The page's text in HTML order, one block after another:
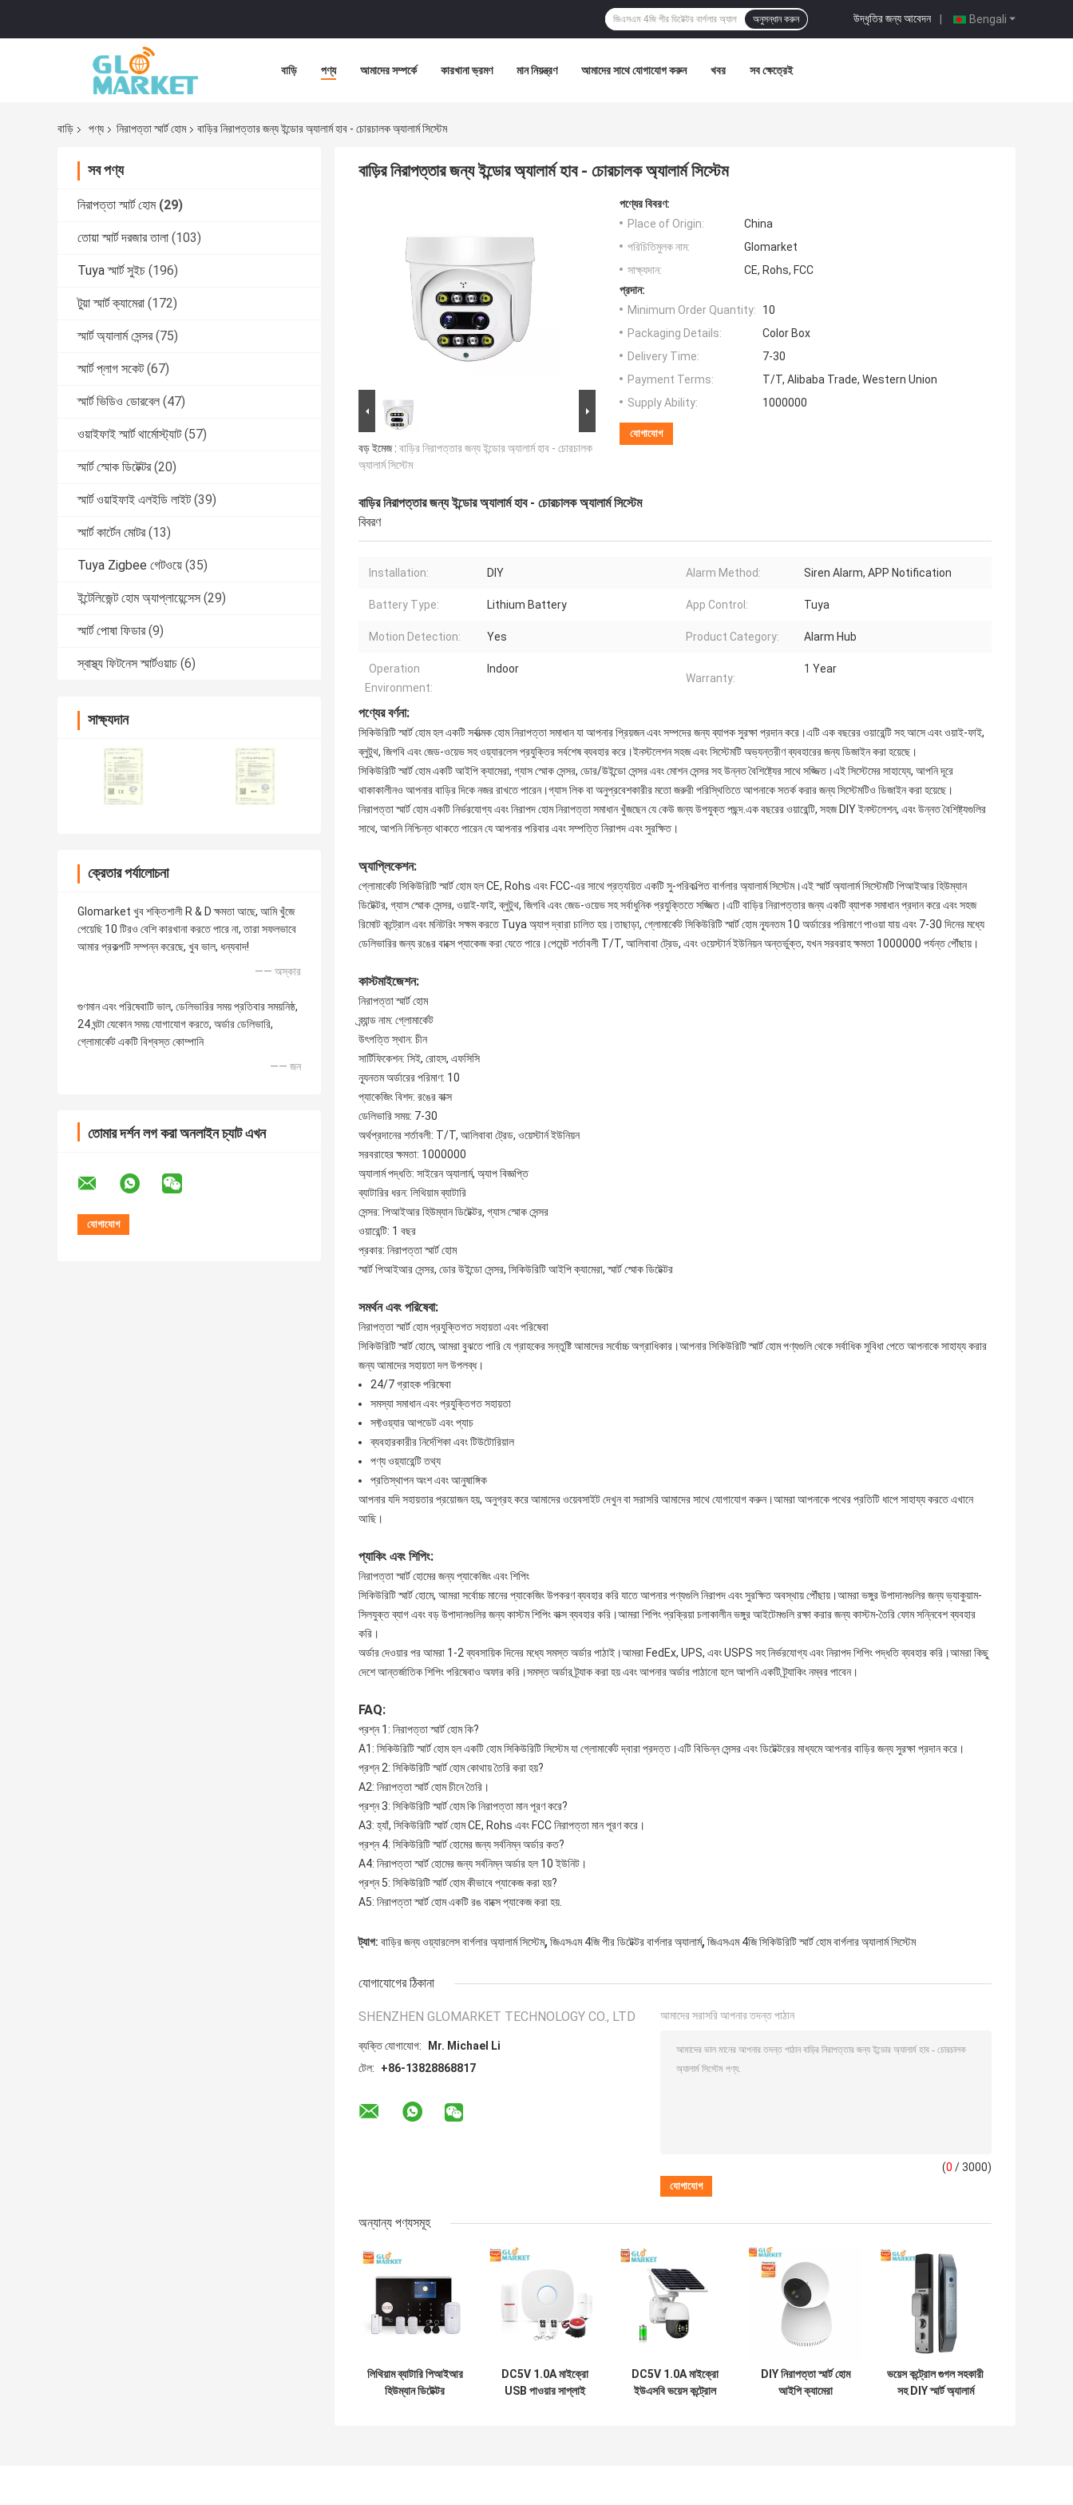
Bengali
উদ্ধৃতির জন্য আবেদন |
অনুসন্ধান করুন
বাড়ি পণ্য আমাদের সম্পর্কে কারখানা ভ্রমণ মান নিয়ন্ত্রণ আমাদের সাথে যোগাযোগ করুন খবর সব ক্ষেত্রেই
বাড়ি পণ্য নিরাপত্তা স্মার্ট হোম বাড়ির নিরাপত্তার জন্য ইন্ডোর অ্যালার্ম হাব - চোরচালক অ্যালার্ম সিস্টেম
সব পণ্য
নিরাপত্তা স্মার্ট হোম (29)
তোয়া স্মার্ট দরজার তালা (103)
Tuya স্মার্ট সুইচ (196)
টুয়া স্মার্ট ক্যামেরা (172)
স্মার্ট অ্যালার্ম সেন্সর (75)
স্মার্ট প্লাগ সকেট (67)
স্মার্ট ভিডিও ডোরবেল (47)
ওয়াইফাই স্মার্ট থার্মোস্ট্যাট (57)
স্মার্ট স্মোক ডিটেক্টর (20)
স্মার্ট ওয়াইফাই এলইডি লাইট (39)
স্মার্ট কার্টেন মোটর (13)
Tuya Zigbee গেটওয়ে (35)
ইন্টেলিজেন্ট হোম অ্যাপ্লায়েন্সেস (29)
স্মার্ট পোষা ফিডার (9)
স্বাস্থ্য ফিটনেস স্মার্টওয়াচ (6)
সাক্ষ্যদান
ক্রেতার পর্যালোচনা
Glomarket খুব শক্তিশালী R & D ক্ষমতা আছে, আমি খুঁজে
পেয়েছি 10 টিরও বেশি কারখানা করতে পারে না, তারা সফলভাবে
আমার প্রকল্পটি সম্পন্ন করেছে, খুব ভাল, ধন্যবাদ!
—— অস্কার
গুণমান এবং পরিষেবাটি ভাল, ডেলিভারির সময় প্রতিবার সময়নিষ্ঠ,
24 ঘন্টা যেকোন সময় যোগাযোগ করতে, অর্ডার ডেলিভারি,
গ্লোমার্কেট একটি বিশ্বস্ত কোম্পানি
—— জন
তোমার দর্শন লগ করা অনলাইন চ্যাট এখন
বাড়ির নিরাপত্তার জন্য ইন্ডোর অ্যালার্ম হাব - চোরচালক অ্যালার্ম সিস্টেম
বড় ইমেজ : বাড়ির নিরাপত্তার জন্য ইন্ডোর অ্যালার্ম হাব - চোরচালক
অ্যালার্ম সিস্টেম
পণ্যের বিবরণ:
Place of Origin:
China
পরিচিতিমুলক নাম:
Glomarket
সাক্ষ্যদান:
CE, Rohs, FCC
প্রদান:
Minimum Order Quantity:
10
Packaging Details:
Color Box
Delivery Time:
7-30
Payment Terms:
T/T, Alibaba Trade, Western Union
Supply Ability:
1000000
যোগাযোগ
বাড়ির নিরাপত্তার জন্য ইন্ডোর অ্যালার্ম হাব - চোরচালক অ্যালার্ম সিস্টেম
বিবরণ
Installation: DIY Alarm Method: Siren Alarm, APP Notification
Battery Type: Lithium Battery App Control: Tuya
Motion Detection: Yes Product Category: Alarm Hub
Operation
Environment:
Indoor
Warranty:
1 Year
পণ্যের বর্ণনা:
সিকিউরিটি স্মার্ট হোম হল একটি সর্বাত্মক হোম নিরাপত্তা সমাধান যা আপনার প্রিয়জন এবং সম্পদের জন্য ব্যাপক সুরক্ষা প্রদান করে।এটি এক বছরের ওয়ারেন্টি সহ আসে এবং ওয়াই-ফাই,
ব্লুটুথ, জিগবি এবং জেড-ওয়েভ সহ ওয়্যারলেস প্রযুক্তির সর্বশেষ ব্যবহার করে।ইনস্টলেশন সহজ এবং সিস্টেমটি অভ্যন্তরীণ ব্যবহারের জন্য ডিজাইন করা হয়েছে।
সিকিউরিটি স্মার্ট হোম একটি আইপি ক্যামেরা, গ্যাস স্মোক সেন্সর, ডোর/উইন্ডো সেন্সর এবং মোশন সেন্সর সহ উন্নত বৈশিষ্ট্যের সাথে সজ্জিত।এই সিস্টেমের সাহায্যে, আপনি দূরে
থাকাকালীনও আপনার বাড়ির দিকে নজর রাখতে পারেন।গ্যাস লিক বা অনুপ্রবেশকারীর মতো জরুরী পরিস্থিতিতে আপনাকে সতর্ক করার জন্য সিস্টেমটিও ডিজাইন করা হয়েছে।
নিরাপত্তা স্মার্ট হোম একটি নির্ভরযোগ্য এবং নিরাপদ হোম নিরাপত্তা সমাধান খুঁজছেন যে কেউ জন্য উপযুক্ত পছন্দ.এক বছরের ওয়ারেন্টি, সহজ DIY ইনস্টলেশন, এবং উন্নত বৈশিষ্ট্যগুলির
সাথে, আপনি নিশ্চিন্ত থাকতে পারেন যে আপনার পরিবার এবং সম্পত্তি নিরাপদ এবং সুরক্ষিত।
অ্যাপ্লিকেশন:
গ্লোমার্কেট সিকিউরিটি স্মার্ট হোম হল CE, Rohs এবং FCC-এর সাথে প্রত্যয়িত একটি সু-পরিকল্পিত বার্গলার অ্যালার্ম সিস্টেম।এই স্মার্ট অ্যালার্ম সিস্টেমটি পিআইআর হিউম্যান
ডিটেক্টর, গ্যাস স্মোক সেন্সর, ওয়াই-ফাই, ব্লুটুথ, জিগবি এবং জেড-ওয়েভ সহ সর্বাধুনিক প্রযুক্তিতে সজ্জিত।এটি বাড়ির নিরাপত্তার জন্য একটি ব্যাপক সমাধান প্রদান করে এবং সহজ
রিমোট কন্ট্রোল এবং মনিটরিং সক্ষম করতে Tuya অ্যাপ দ্বারা চালিত হয়।তাছাড়া, গ্লোমার্কেট সিকিউরিটি স্মার্ট হোম ন্যূনতম 10 অর্ডারের পরিমাণে পাওয়া যায় এবং 7-30 দিনের মধ্যে
ডেলিভারির জন্য রঙের বাক্সে প্যাকেজ করা যেতে পারে।পেমেন্ট শর্তাবলী T/T, আলিবাবা ট্রেড, এবং ওয়েস্টার্ন ইউনিয়ন অন্তর্ভুক্ত, যখন সরবরাহ ক্ষমতা 1000000 পর্যন্ত পৌঁছায়।
কাস্টমাইজেশন:
নিরাপত্তা স্মার্ট হোম
ব্র্যান্ড নাম: গ্লোমার্কেট
উৎপত্তি স্থান: চীন
সার্টিফিকেশন: সিই, রোহস, এফসিসি
ন্যূনতম অর্ডারের পরিমাণ: 10
প্যাকেজিং বিশদ: রঙের বাক্স
ডেলিভারি সময়: 7-30
অর্থপ্রদানের শর্তাবলী: T/T, আলিবাবা ট্রেড, ওয়েস্টার্ন ইউনিয়ন
সরবরাহের ক্ষমতা: 1000000
অ্যালার্ম পদ্ধতি: সাইরেন অ্যালার্ম, অ্যাপ বিজ্ঞপ্তি
ব্যাটারির ধরন: লিথিয়াম ব্যাটারি
সেন্সর: পিআইআর হিউম্যান ডিটেক্টর, গ্যাস স্মোক সেন্সর
ওয়ারেন্টি: 1 বছর
প্রকার: নিরাপত্তা স্মার্ট হোম
স্মার্ট পিআইআর সেন্সর, ডোর উইন্ডো সেন্সর, সিকিউরিটি আইপি ক্যামেরা, স্মার্ট স্মোক ডিটেক্টর
সমর্থন এবং পরিষেবা:
নিরাপত্তা স্মার্ট হোম প্রযুক্তিগত সহায়তা এবং পরিষেবা
সিকিউরিটি স্মার্ট হোমে, আমরা বুঝতে পারি যে গ্রাহকের সন্তুষ্টি আমাদের সর্বোচ্চ অগ্রাধিকার।আপনার সিকিউরিটি স্মার্ট হোম পণ্যগুলি থেকে সর্বাধিক সুবিধা পেতে আপনাকে সাহায্য করার
জন্য আমাদের সহায়তা দল উপলব্ধ।
24/7 গ্রাহক পরিষেবা
সমস্যা সমাধান এবং প্রযুক্তিগত সহায়তা
সফ্টওয়্যার আপডেট এবং প্যাচ
ব্যবহারকারীর নির্দেশিকা এবং টিউটোরিয়াল
পণ্য ওয়্যারেন্টি তথ্য
প্রতিস্থাপন অংশ এবং আনুষাঙ্গিক
আপনার যদি সহায়তার প্রয়োজন হয়, অনুগ্রহ করে আমাদের ওয়েবসাইট দেখুন বা সরাসরি আমাদের সাথে যোগাযোগ করুন।আমরা আপনাকে পথের প্রতিটি ধাপে সাহায্য করতে এখানে
আছি।
প্যাকিং এবং শিপিং:
নিরাপত্তা স্মার্ট হোমের জন্য প্যাকেজিং এবং শিপিং
সিকিউরিটি স্মার্ট হোমে, আমরা সর্বোচ্চ মানের প্যাকেজিং উপকরণ ব্যবহার করি যাতে আপনার পণ্যগুলি নিরাপদ এবং সুরক্ষিত অবস্থায় পৌঁছায়।আমরা ভঙ্গুর উপাদানগুলির জন্য ভ্যাকুয়াম-
সিলযুক্ত ব্যাগ এবং বড় উপাদানগুলির জন্য কাস্টম শিপিং বাক্স ব্যবহার করি।আমরা শিপিং প্রক্রিয়া চলাকালীন ভঙ্গুর আইটেমগুলি রক্ষা করার জন্য কাস্টম-তৈরি ফোম সন্নিবেশ ব্যবহার
করি।
অর্ডার দেওয়ার পর আমরা 1-2 ব্যবসায়িক দিনের মধ্যে সমস্ত অর্ডার পাঠাই।আমরা FedEx, UPS, এবং USPS সহ নির্ভরযোগ্য এবং নিরাপদ শিপিং পদ্ধতি ব্যবহার করি।আমরা কিছু
দেশে আন্তর্জাতিক শিপিং পরিষেবাও অফার করি।সমস্ত অর্ডার ট্র্যাক করা হয় এবং আপনার অর্ডার পাঠানো হলে আপনি একটি ট্র্যাকিং নম্বর পাবেন।
FAQ:
প্রশ্ন 1: নিরাপত্তা স্মার্ট হোম কি?
A1: সিকিউরিটি স্মার্ট হোম হল একটি হোম সিকিউরিটি সিস্টেম যা গ্লোমার্কেট দ্বারা প্রদত্ত।এটি বিভিন্ন সেন্সর এবং ডিটেক্টরের মাধ্যমে আপনার বাড়ির জন্য সুরক্ষা প্রদান করে।
প্রশ্ন 2: সিকিউরিটি স্মার্ট হোম কোথায় তৈরি করা হয়?
A2: নিরাপত্তা স্মার্ট হোম চীনে তৈরি।
প্রশ্ন 3: সিকিউরিটি স্মার্ট হোম কি নিরাপত্তা মান পূরণ করে?
A3: হ্যাঁ, সিকিউরিটি স্মার্ট হোম CE, Rohs এবং FCC নিরাপত্তা মান পূরণ করে।
প্রশ্ন 4: সিকিউরিটি স্মার্ট হোমের জন্য সর্বনিম্ন অর্ডার কত?
A4: নিরাপত্তা স্মার্ট হোমের জন্য সর্বনিম্ন অর্ডার হল 10 ইউনিট।
প্রশ্ন 5: সিকিউরিটি স্মার্ট হোম কীভাবে প্যাকেজ করা হয়?
A5: নিরাপত্তা স্মার্ট হোম একটি রঙ বাক্সে প্যাকেজ করা হয়.
ট্যাগ: বাড়ির জন্য ওয়্যারলেস বার্গলার অ্যালার্ম সিস্টেম, জিএসএম 4জি পীর ডিটেক্টর বার্গলার অ্যালার্ম, জিএসএম 4জি সিকিউরিটি স্মার্ট হোম বার্গলার অ্যালার্ম সিস্টেম
যোগাযোগের ঠিকানা
SHENZHEN GLOMARKET TECHNOLOGY CO., LTD
ব্যক্তি যোগাযোগ:
Mr. Michael Li
টেল:
+86-13828868817
আমাদের সরাসরি আপনার তদন্ত পাঠান
(0 / 3000)
অন্যান্য পণ্যসমূহ
লিথিয়াম ব্যাটারি পিআইআর
হিউম্যান ডিটেক্টর
DC5V 1.0A মাইক্রো
USB পাওয়ার সাপ্লাই
DC5V 1.0A মাইক্রো
ইউএসবি ভয়েস কন্ট্রোল
DIY নিরাপত্তা স্মার্ট হোম
আইপি ক্যামেরা
ভয়েস কন্ট্রোল গুগল সহকারী
সহ DIY স্মার্ট অ্যালার্ম